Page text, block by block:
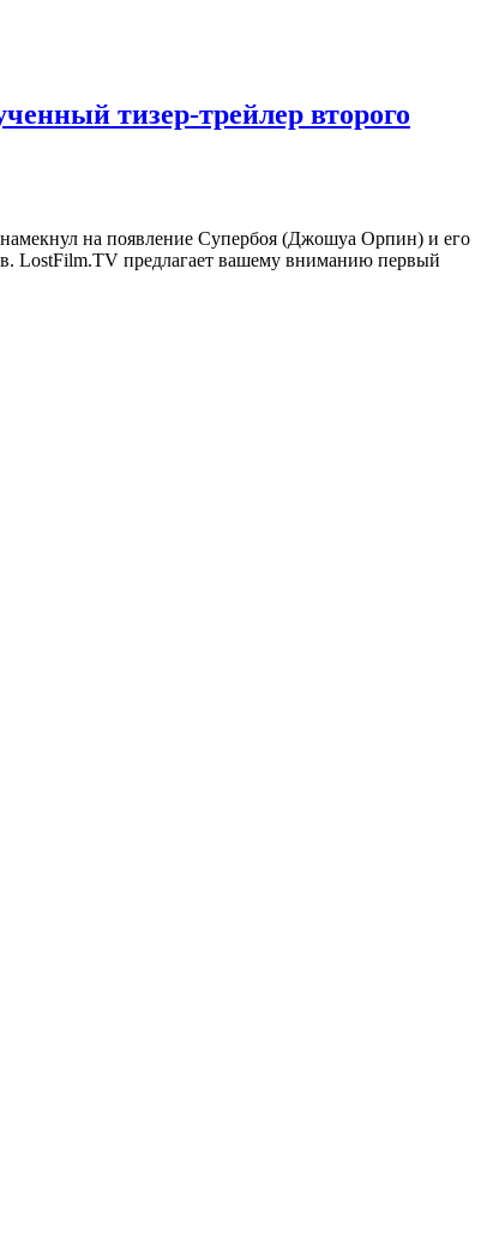
тизер-трейлер второго
на появление Супербоя (Джошуа Орпин) и его
LostFilm.TV предлагает вашему вниманию первый